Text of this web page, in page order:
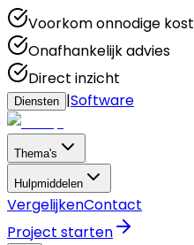
Voorkom onnodige
Onafhankelijk advies
Direct inzicht
Diensten |Software
Thema's
Hulpmiddelen
VergelijkenContact
Project starten